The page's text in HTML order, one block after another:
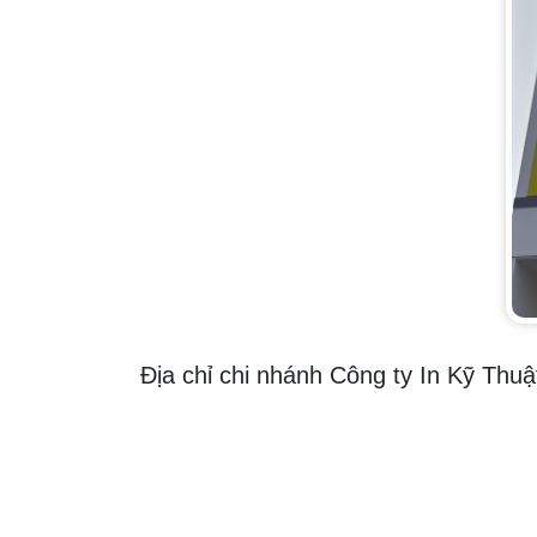
Địa chỉ chi nhánh Công ty In Kỹ